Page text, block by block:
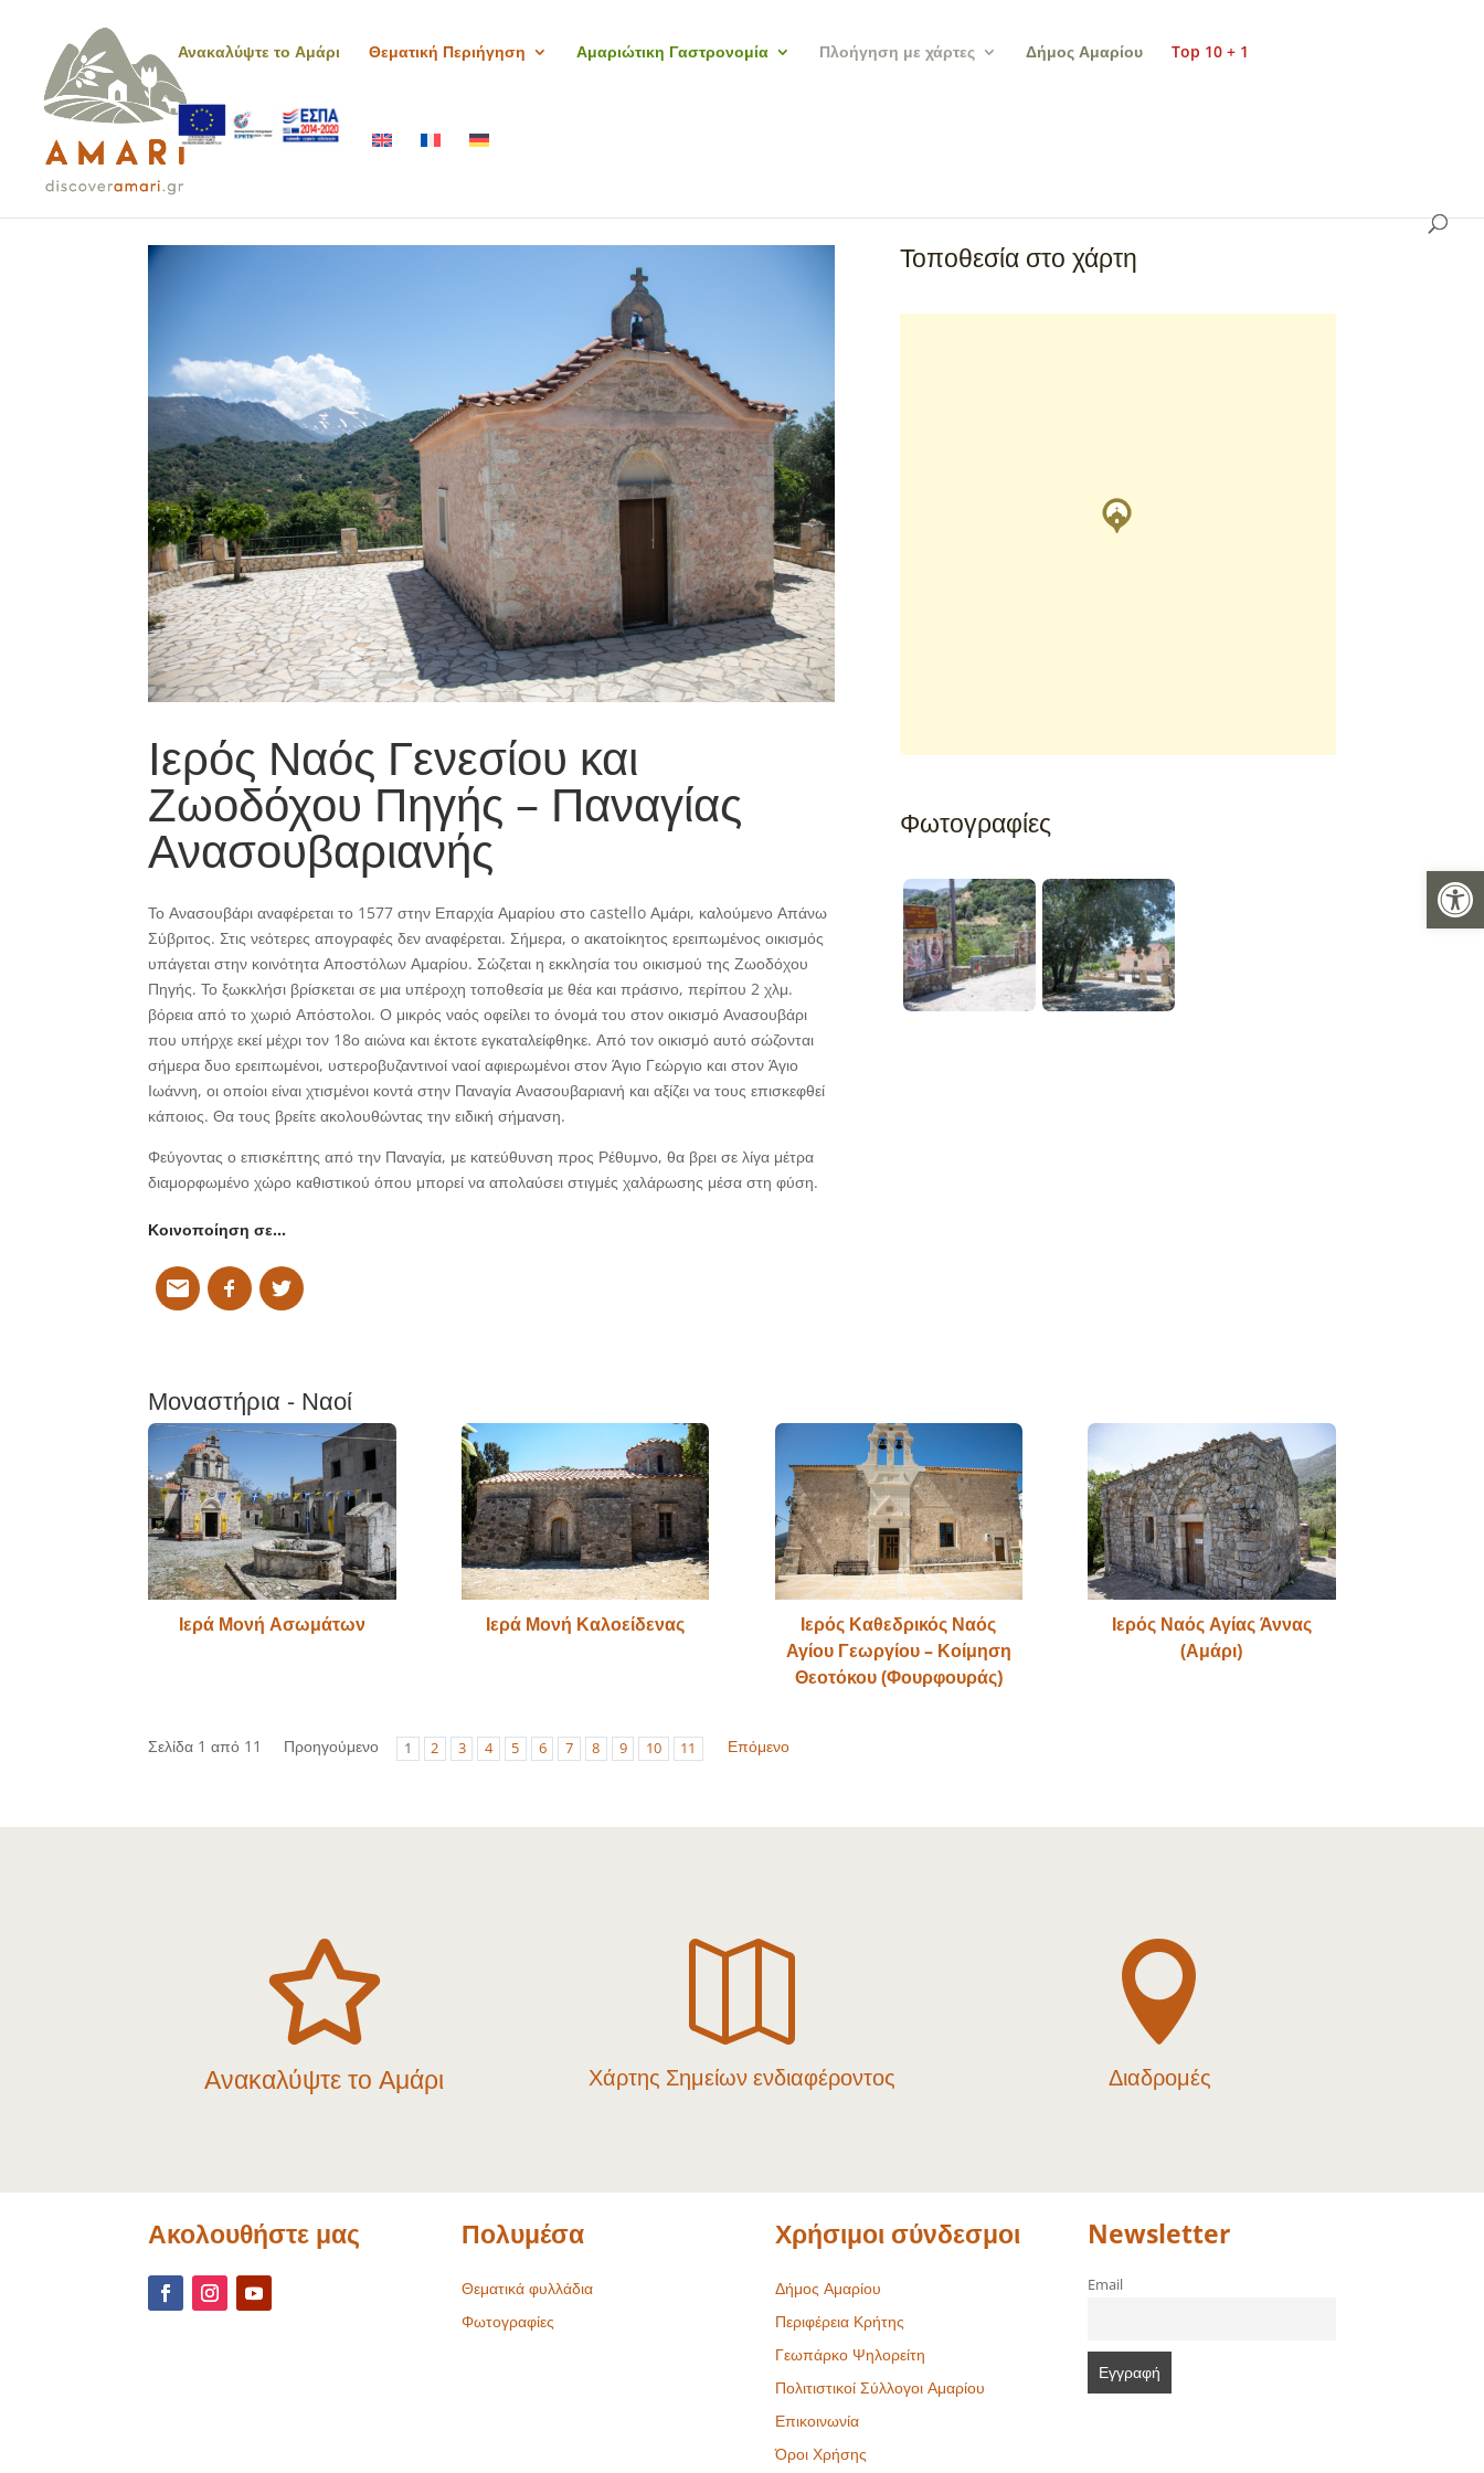
Ανακαλύψτε το Αμάρι Θεματική Περιήγηση Αμαριώτικη Γαστρονομία Πλοήγηση με χάρτες Δήμος Αμαρίου Top 10 + 1
Ιερός Ναός Γενεσίου και
Ζωοδόχου Πηγής – Παναγίας
Ανασουβαριανής
Το Ανασουβάρι αναφέρεται το 1577 στην Επαρχία Αμαρίου στο castello Αμάρι, καλούμενο Απάνω
Σύβριτος. Στις νεότερες απογραφές δεν αναφέρεται. Σήμερα, ο ακατοίκητος ερειπωμένος οικισμός
υπάγεται στην κοινότητα Αποστόλων Αμαρίου. Σώζεται η εκκλησία του οικισμού της Ζωοδόχου
Πηγής. Το ξωκκλήσι βρίσκεται σε μια υπέροχη τοποθεσία με θέα και πράσινο, περίπου 2 χλμ.
βόρεια από το χωριό Απόστολοι. Ο μικρός ναός οφείλει το όνομά του στον οικισμό Ανασουβάρι
που υπήρχε εκεί μέχρι τον 18ο αιώνα και έκτοτε εγκαταλείφθηκε. Από τον οικισμό αυτό σώζονται
σήμερα δυο ερειπωμένοι, υστεροβυζαντινοί ναοί αφιερωμένοι στον Άγιο Γεώργιο και στον Άγιο
Ιωάννη, οι οποίοι είναι χτισμένοι κοντά στην Παναγία Ανασουβαριανή και αξίζει να τους επισκεφθεί
κάποιος. Θα τους βρείτε ακολουθώντας την ειδική σήμανση.
Φεύγοντας ο επισκέπτης από την Παναγία, με κατεύθυνση προς Ρέθυμνο, θα βρει σε λίγα μέτρα
διαμορφωμένο χώρο καθιστικού όπου μπορεί να απολαύσει στιγμές χαλάρωσης μέσα στη φύση.
Κοινοποίηση σε…
Τοποθεσία στο χάρτη
Φωτογραφίες
Μοναστήρια - Ναοί
Ιερά Μονή Ασωμάτων Ιερά Μονή Καλοείδενας
Ιερός Καθεδρικός Ναός
Αγίου Γεωργίου – Κοίμηση
Θεοτόκου (Φουρφουράς)
Ιερός Ναός Αγίας Άννας
(Αμάρι)
Σελίδα 1 από 11 Προηγούμενο 1 2 3 4 5 6 7 8 9 10 11 Επόμενο

Ανακαλύψτε το Αμάρι

Χάρτης Σημείων ενδιαφέροντος

Διαδρομές
Ακολουθήστε μας Πολυμέσα
Θεματικά φυλλάδια
Φωτογραφίες
Χρήσιμοι σύνδεσμοι
Δήμος Αμαρίου
Περιφέρεια Κρήτης
Γεωπάρκο Ψηλορείτη
Πολιτιστικοί Σύλλογοι Αμαρίου
Επικοινωνία
Όροι Χρήσης
Newsletter
Email